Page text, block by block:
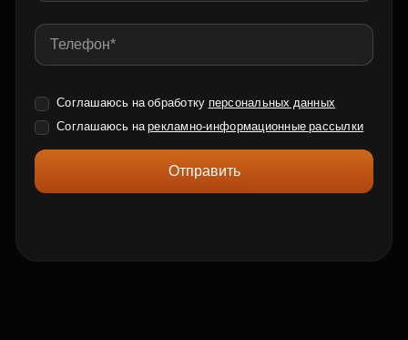
Соглашаюсь на обработку персональных данных
Соглашаюсь нарекламно-информационные рассылки
Отправить